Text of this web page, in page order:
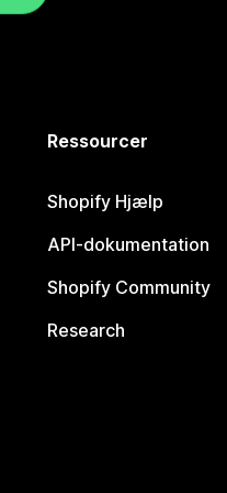
Ressourcer
Shopify Hjælp
API-dokumentation
Shopify Community
Research